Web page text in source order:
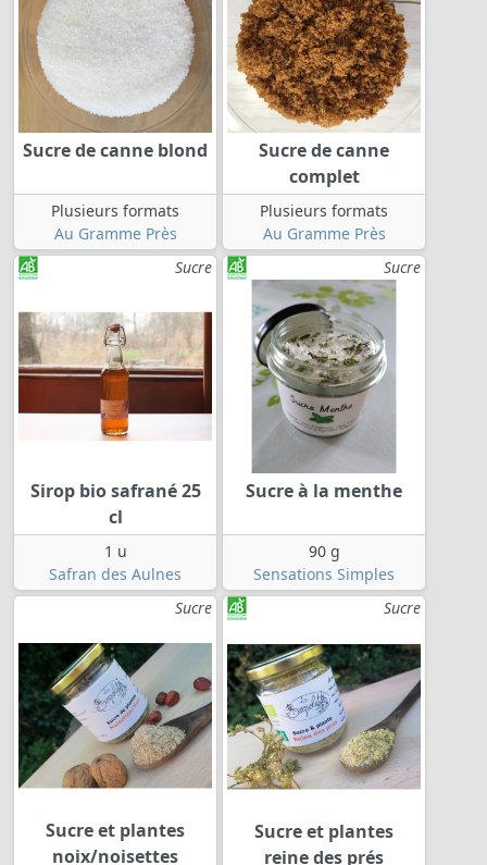
Sucre de canne blond
Plusieurs formats
Au Gramme Près
Sucre de canne
complet
Plusieurs formats
Au Gramme Près
Sucre
Sirop bio safrané 25
cl
1 u
Safran des Aulnes
Sucre
Sucre à la menthe
90 g
Sensations Simples
Sucre
Sucre et plantes
noix/noisettes
Sucre
Sucre et plantes
reine des prés